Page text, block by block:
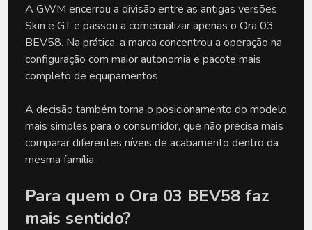
A GWM encerrou a divisão entre as antigas versões
Skin e GT e passou a comercializar apenas o Ora 03
BEV58. Na prática, a marca concentrou a operação na
configuração com maior autonomia e pacote mais
completo de equipamentos.
A decisão também torna o posicionamento do modelo
mais simples para o consumidor, que não precisa mais
comparar diferentes níveis de acabamento dentro da
mesma família.
Para quem o Ora 03 BEV58 faz
mais sentido?